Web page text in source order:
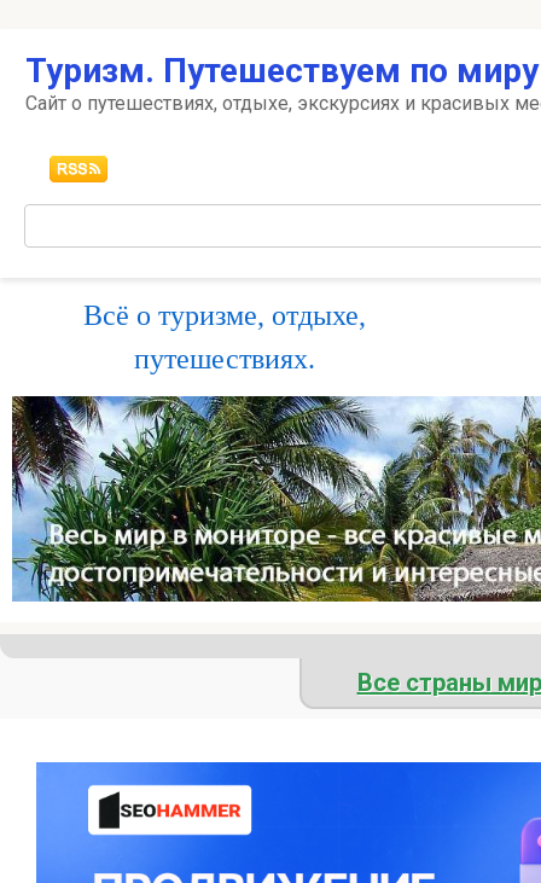
контенту
Туризм. Путешествуем по
Сайт о путешествиях, отдыхе, экскурсиях и красивых
Всё о туризме, отдыхе,
путешествиях.
Все страны